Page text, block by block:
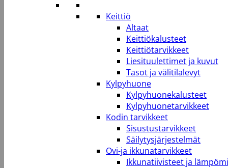
Keittiö
Altaat
Keittiökalusteet
Keittiötarvikkeet
Liesituulettimet ja kuvut
Tasot ja välitilalevyt
Kylpyhuone
Kylpyhuonekalusteet
Kylpyhuonetarvikkeet
Kodin tarvikkeet
Sisustustarvikkeet
Säilytysjärjestelmät
Ovi-ja ikkunatarvikkeet
Ikkunatiivisteet ja